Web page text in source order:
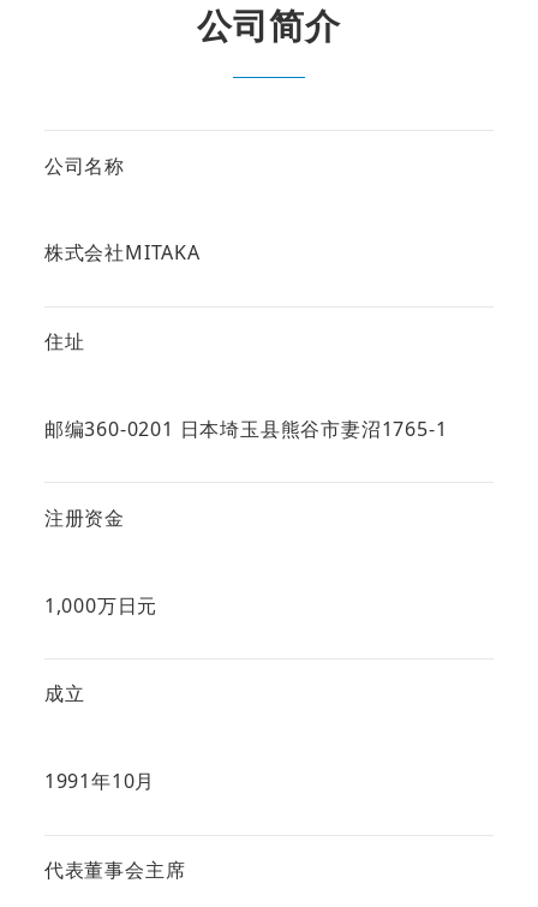
公司简介
公司名称
株式会社MITAKA
住址
邮编360-0201 日本埼玉县熊谷市妻沼1765-1
注册资金
1,000万日元
成立
1991年10月
代表董事会主席